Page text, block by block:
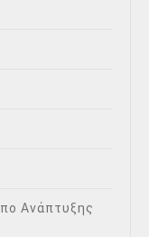
Ανάπτυξης